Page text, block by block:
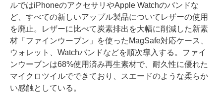
ルではiPhoneのアクセサリやApple Watchのバンドな
ど、すべての新しいアップル製品についてレザーの使用
を廃止。レザーに比べて炭素排出を大幅に削減した新素
材「ファインウーブン」を使ったMagSafe対応ケース、
ウォレット、Watchバンドなどを順次導入する。ファイ
ンウーブンは68%使用済み再生素材で、耐久性に優れた
マイクロツイルでできており、スエードのような柔らか
い感触としている。